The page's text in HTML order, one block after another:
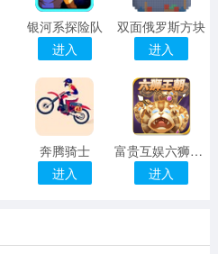
银河系探险队
进入
双面俄罗斯方块
进入
奔腾骑士
进入
富贵互娱六狮王朝app 4.2.0 安卓版
进入